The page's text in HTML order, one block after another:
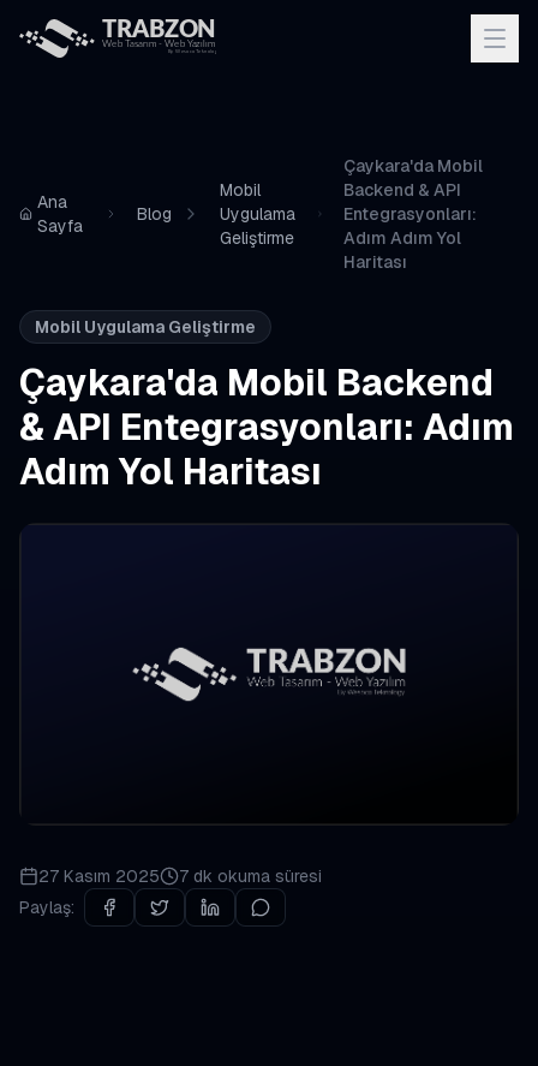
Ana
Sayfa
Blog
Mobil
Uygulama
Geliştirme
Çaykara'da Mobil
Backend & API
Entegrasyonları:
Adım Adım Yol
Haritası
Mobil Uygulama Geliştirme
Çaykara'da Mobil Backend
& API Entegrasyonları: Adım
Adım Yol Haritası
27 Kasım 2025 7 dk okuma süresi
Paylaş: